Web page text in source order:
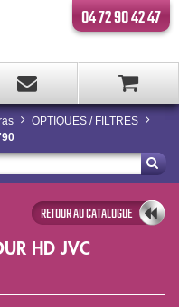
04 72 90 42 47
OPTIQUES / FILTRES
HD JVC
RETOUR AU CATALOGUE